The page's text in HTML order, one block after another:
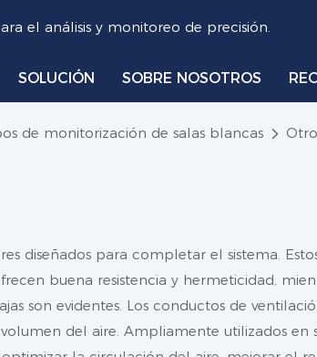
el análisis y monitoreo de precisión.
SOLUCIÓN SOBRE NOSOTROS
de monitorización de salas blancas
diseñados para completar el sistema.
buena resistencia y hermeticidad,
son evidentes. Los conductos de
del aire. Ampliamente utilizados en